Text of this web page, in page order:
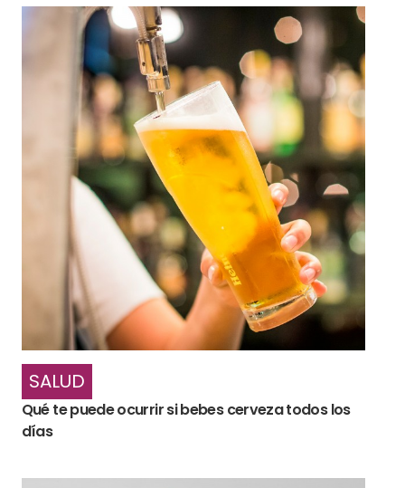
SALUD
Qué te puede ocurrir si bebes cerveza todos los
días